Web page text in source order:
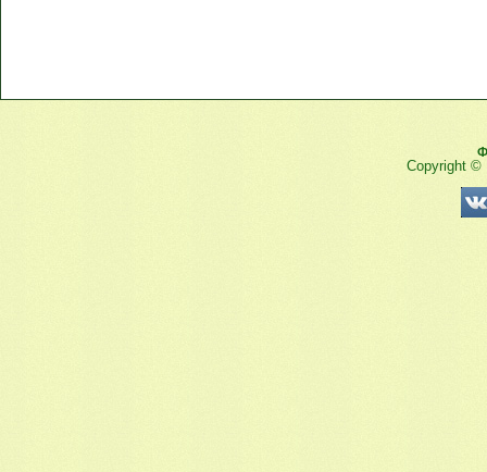
Copyright ©